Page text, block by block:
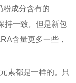
粉成分含有的
持一致。但是新包
含量更多一些，
素都是一样的。只